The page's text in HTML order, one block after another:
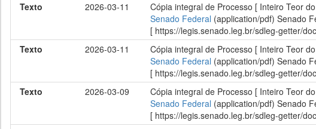
Texto
2026-03-11
Cópia integral de Processo [ Inteiro Teor
Senado Federal (application/pdf) Senado
[ https://legis.senado.leg.br/sdleg-getter/
Texto
2026-03-11
Cópia integral de Processo [ Inteiro Teor
Senado Federal (application/pdf) Senado
[ https://legis.senado.leg.br/sdleg-getter/
Texto
2026-03-09
Cópia integral de Processo [ Inteiro Teor
Senado Federal (application/pdf) Senado
[ https://legis.senado.leg.br/sdleg-getter/